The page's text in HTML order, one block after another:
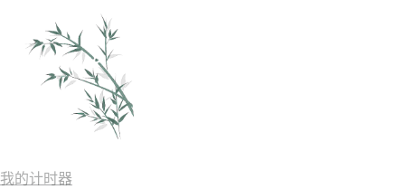
我的计时器